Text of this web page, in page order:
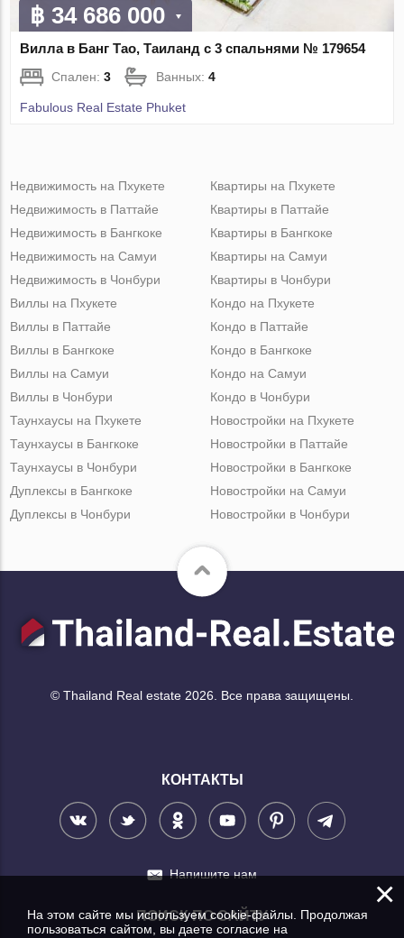
฿ 34 686 000
Вилла в Банг Тао, Таиланд с 3 спальнями № 179654
Спален:3 Ванных:4
Fabulous Real Estate Phuket
Недвижимость на Пхукете
Недвижимость в Паттайе
Недвижимость в Бангкоке
Недвижимость на Самуи
Недвижимость в Чонбури
Квартиры на Пхукете
Квартиры в Паттайе
Квартиры в Бангкоке
Квартиры на Самуи
Квартиры в Чонбури
Виллы на Пхукете
Виллы в Паттайе
Виллы в Бангкоке
Виллы на Самуи
Виллы в Чонбури
Кондо на Пхукете
Кондо в Паттайе
Кондо в Бангкоке
Кондо на Самуи
Кондо в Чонбури
Таунхаусы на Пхукете
Таунхаусы в Бангкоке
Таунхаусы в Чонбури
Дуплексы в Бангкоке
Дуплексы в Чонбури
Новостройки на Пхукете
Новостройки в Паттайе
Новостройки в Бангкоке
Новостройки на Самуи
Новостройки в Чонбури
© Thailand Real estate 2026. Все права защищены.
КОНТАКТЫ
Напишите нам
ПОИСК ПО САЙТУ
×
На этом сайте мы используем cookie-файлы. Продолжая
пользоваться сайтом, вы даете согласие на